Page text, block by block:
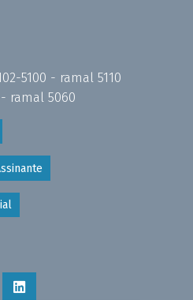
5100 - ramal 5110
- ramal 5060